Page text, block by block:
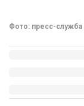
Фото: пресс-